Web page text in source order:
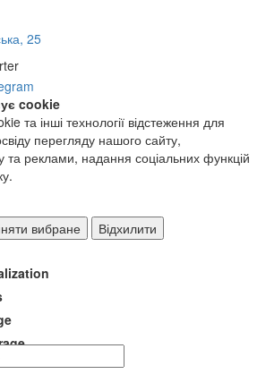
25
cookie
та інші технології відстеження для
перегляду нашого сайту,
та реклами, надання соціальних функцій
вибране Відхилити